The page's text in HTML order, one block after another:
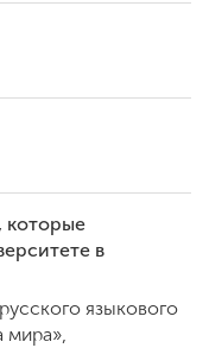
которые
в
языкового
мира»,